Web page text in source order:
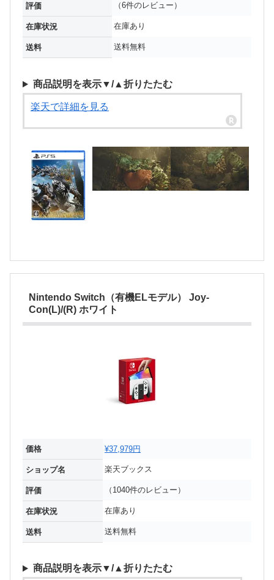
評価 （6件のレビュー）
在庫状況 在庫あり
送料 送料無料
商品説明を表示▼/▲折りたたむ
楽天で詳細を見る
Nintendo Switch（有機ELモデル） Joy-
Con(L)/(R) ホワイト
価格 ¥37,979円
ショップ名 楽天ブックス
評価 （1040件のレビュー）
在庫状況 在庫あり
送料 送料無料
商品説明を表示▼/▲折りたたむ